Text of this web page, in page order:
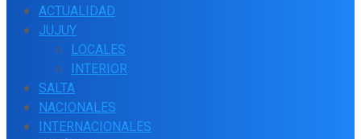
ACTUALIDAD
JUJUY
LOCALES
INTERIOR
SALTA
NACIONALES
INTERNACIONALES